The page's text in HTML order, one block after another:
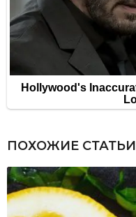
ПОХОЖИЕ СТАТЬИ